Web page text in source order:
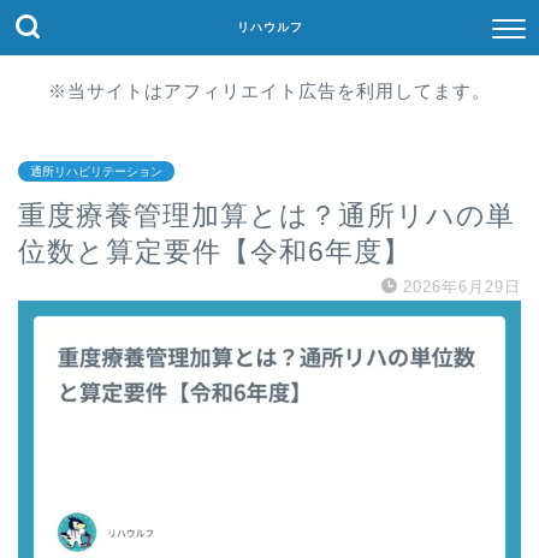
リハウルフ
※当サイトはアフィリエイト広告を利用してます。
通所リハビリテーション
重度療養管理加算とは？通所リハの単
位数と算定要件【令和6年度】
2026年6月29日